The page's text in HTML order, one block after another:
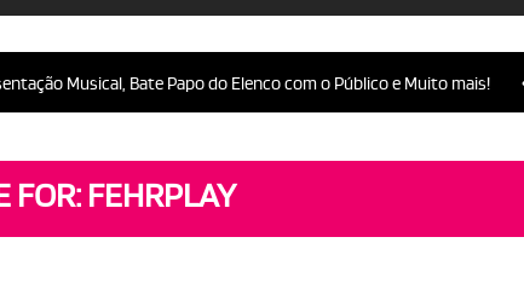
Musical, Bate Papo do Elenco com o Público e Muito mais!
FOR: FEHRPLAY